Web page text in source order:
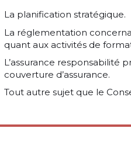
La planification stratégique.
La réglementation
quant aux activités de
L’assurance responsabilité
couverture d’assurance.
Tout autre sujet que le